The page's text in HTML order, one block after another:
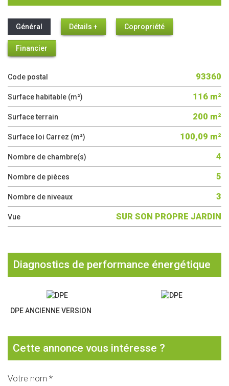
Général Détails + Copropriété
Financier
Code postal 93360
Surface habitable (m²) 116 m²
surface terrain 200 m²
Surface loi Carrez (m²) 100,09 m²
Nombre de chambre(s) 4
Nombre de pièces 5
Nombre de niveaux 3
Vue SUR SON PROPRE JARDIN
diagnostics de performance énergétique
DPE ANCIENNE VERSION
cette annonce vous intéresse ?
Votre nom *